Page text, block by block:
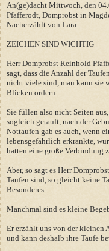
An(ge)dacht Mittwoch, den
Pfafferodt, Domprobst in
Nacherzählt von Lara
ZEICHEN SIND WICHTIG
Herr Domprobst Reinhold
sagt, dass die Anzahl der
nicht viele sind, man kann sie
Blicken ordern.
Sie füllen also nicht Seiten
sogleich getauft, nach der
Nottaufen gab es auch, wenn
lebensgefährlich erkrankte,
hatten eine große Verbindung
Aber, so sagt es Herr
Taufen sind, so gleicht keine
Besonderes.
Manchmal sind es kleine
Er erzählt uns von der kleinen
und kann deshalb ihre Taufe